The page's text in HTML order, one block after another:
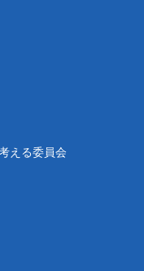
える委員会